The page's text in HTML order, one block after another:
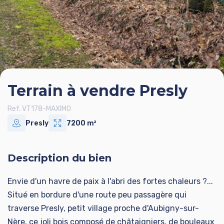
Terrain à vendre Presly
Ref. VT178-MAXIMO
Presly
7200 m²
Description du bien
Envie d'un havre de paix à l'abri des fortes chaleurs ?...
Situé en bordure d'une route peu passagère qui
traverse Presly, petit village proche d'Aubigny-sur-
Nère, ce joli bois composé de châtaigniers, de bouleaux